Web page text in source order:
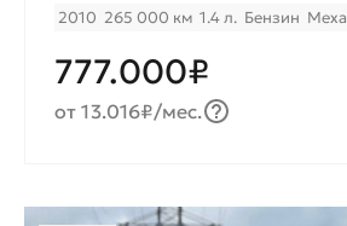
2010 265 000 км 1.4 л. Бензин
777.000₽
от 13.016₽/мес.